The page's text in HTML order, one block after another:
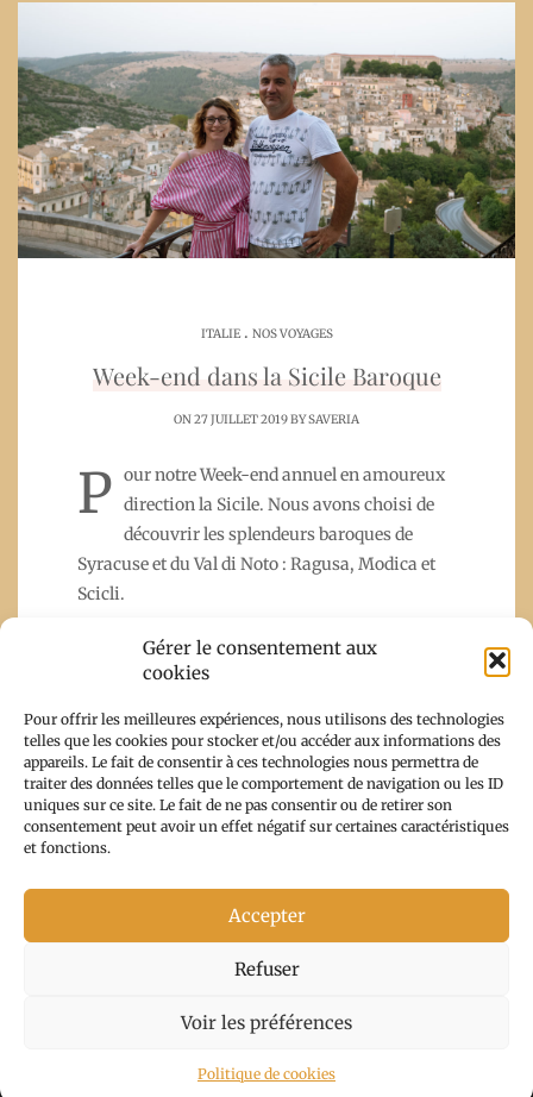
Gérer le consentement aux
cookies
Pour offrir les meilleures expériences, nous utilisons des technologies
telles que les cookies pour stocker et/ou accéder aux informations des
appareils. Le fait de consentir à ces technologies nous permettra de
traiter des données telles que le comportement de navigation ou les ID
uniques sur ce site. Le fait de ne pas consentir ou de retirer son
consentement peut avoir un effet négatif sur certaines caractéristiques
et fonctions.
Accepter
Refuser
Voir les préférences
Politique de cookies
ITALIE. NOS VOYAGES
Week-end dans la Sicile Baroque
ON 27 JUILLET 2019 BYSAVERIA
P our notre Week-end annuel en amoureux
direction la Sicile. Nous avons choisi de
découvrir les splendeurs baroques de
Syracuse et du Val di Noto : Ragusa, Modica et
Scicli.
Read More
Copyright From Corsica With Trips 2026 |Theme by
Proudly powered by WordPress